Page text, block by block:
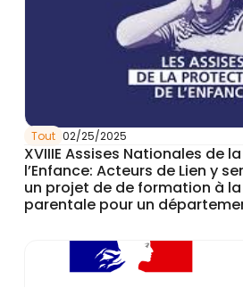
Tout 02/25/2025
XVIIIE Assises Nationales de
l’Enfance: Acteurs de Lien y
un projet de de formation à
parentale pour un